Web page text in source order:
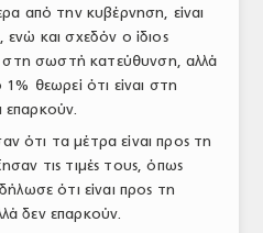
από την κυβέρνηση, είναι
και σχεδόν ο ίδιος
στη σωστή κατεύθυνση, αλλά
θεωρεί ότι είναι στη
ότι τα μέτρα είναι προς τη
τις τιμές τους, όπως
ότι είναι προς τη
δεν επαρκούν.